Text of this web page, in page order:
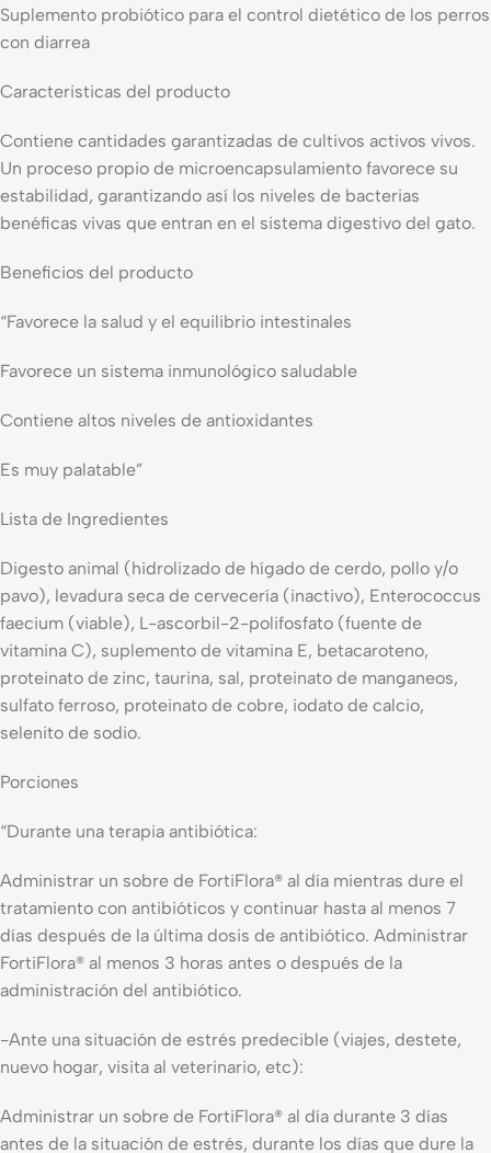
Suplemento probiótico para el control dietético de los perros
con diarrea
Caracteristicas del producto
Contiene cantidades garantizadas de cultivos activos vivos.
Un proceso propio de microencapsulamiento favorece su
estabilidad, garantizando así los niveles de bacterias
benéficas vivas que entran en el sistema digestivo del gato.
Beneficios del producto
“Favorece la salud y el equilibrio intestinales
Favorece un sistema inmunológico saludable
Contiene altos niveles de antioxidantes
Es muy palatable”
Lista de Ingredientes
Digesto animal (hidrolizado de hígado de cerdo, pollo y/o
pavo), levadura seca de cervecería (inactivo), Enterococcus
faecium (viable), L-ascorbil-2-polifosfato (fuente de
vitamina C), suplemento de vitamina E, betacaroteno,
proteinato de zinc, taurina, sal, proteinato de manganeos,
sulfato ferroso, proteinato de cobre, iodato de calcio,
selenito de sodio.
Porciones
“Durante una terapia antibiótica:
Administrar un sobre de FortiFlora® al día mientras dure el
tratamiento con antibióticos y continuar hasta al menos 7
días después de la última dosis de antibiótico. Administrar
FortiFlora® al menos 3 horas antes o después de la
administración del antibiótico.
-Ante una situación de estrés predecible (viajes, destete,
nuevo hogar, visita al veterinario, etc):
Administrar un sobre de FortiFlora® al día durante 3 días
antes de la situación de estrés, durante los días que dure la